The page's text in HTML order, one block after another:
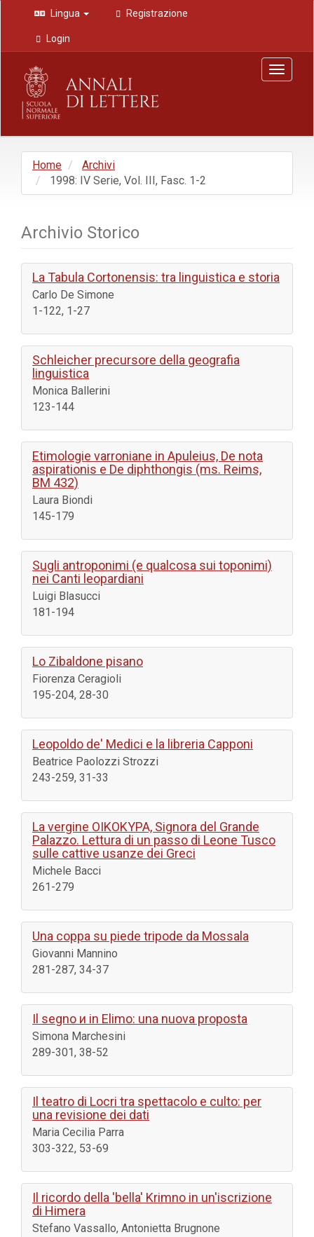
Navigazione
principale
Contenuto
principale
Barra
laterale
Lingua Registrazione
Login
Toggle
Home
Archivi
1998: IV Serie, Vol. III, Fasc. 1-2
Archivio Storico
La Tabula Cortonensis: tra linguistica e storia
Carlo De Simone
1-122, 1-27
Schleicher precursore della geografia
linguistica
Monica Ballerini
123-144
Etimologie varroniane in Apuleius, De nota
aspirationis e De diphthongis (ms. Reims,
BM 432)
Laura Biondi
145-179
Sugli antroponimi (e qualcosa sui toponimi)
nei Canti leopardiani
Luigi Blasucci
181-194
Lo Zibaldone pisano
Fiorenza Ceragioli
195-204, 28-30
Leopoldo de' Medici e la libreria Capponi
Beatrice Paolozzi Strozzi
243-259, 31-33
La vergine ΟΙΚΟΚΥΡΑ, Signora del Grande
Palazzo. Lettura di un passo di Leone Tusco
sulle cattive usanze dei Greci
Michele Bacci
261-279
Una coppa su piede tripode da Mossala
Giovanni Mannino
281-287, 34-37
Il segno и in Elimo: una nuova proposta
Simona Marchesini
289-301, 38-52
Il teatro di Locri tra spettacolo e culto: per
una revisione dei dati
Maria Cecilia Parra
303-322, 53-69
Il ricordo della 'bella' Krimno in un'iscrizione
di Himera
Stefano Vassallo, Antonietta Brugnone